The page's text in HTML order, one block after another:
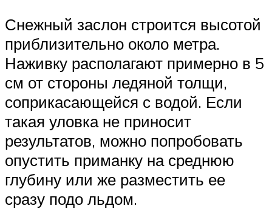
Снежный заслон строится высотой
приблизительно около метра.
Наживку располагают примерно в 5
см от стороны ледяной толщи,
соприкасающейся с водой. Если
такая уловка не приносит
результатов, можно попробовать
опустить приманку на среднюю
глубину или же разместить ее
сразу подо льдом.